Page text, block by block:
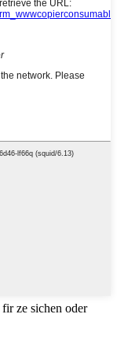
ze sichen oder